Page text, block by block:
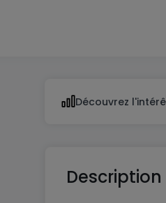
Découvrez
Description